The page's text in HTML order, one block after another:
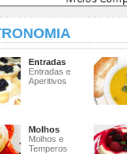
Entradas
Entradas e
Aperitivos
Molhos
Molhos e
Temperos